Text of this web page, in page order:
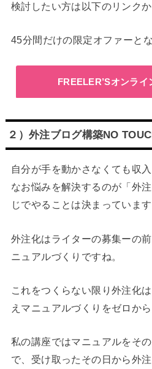
検討したい方は以下のリンク
45分間だけの限定オファーとな
FREELER’Sオンライ
２）外注ブログ構築NO
自分が手を動かさなくても収
なお悩みを解決するのが「外
じでやることは決まっています
外注化はライターの募集ーの
ニュアルづくりですね。
これをつくらない限り外注化
えマニュアルづくりをゼロか
私の講座ではマニュアルをそ
で、受け取ったその日から外